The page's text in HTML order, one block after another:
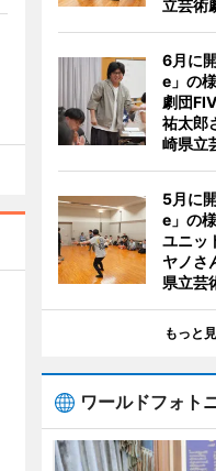
立芸術
6月に
e」の
劇団
祐太郎
崎県立
5月に
e」の
ユニッ
ヤノさ
県立芸
もっと
ワールドフォト